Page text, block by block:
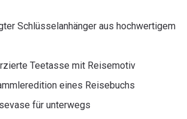
Schlüsselanhänger aus hochwertigem
Teetasse mit Reisemotiv
eines Reisebuchs
für unterwegs